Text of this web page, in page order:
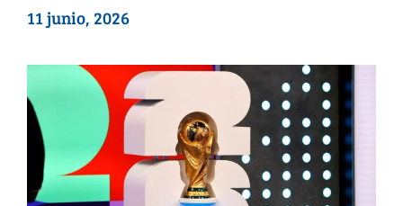
11 junio, 2026